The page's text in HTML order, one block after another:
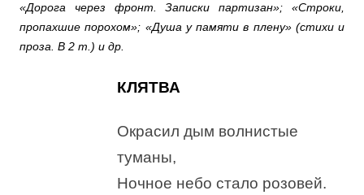
«Дорога через фронт. Записки партизан»; «Строки,
пропахшие порохом»; «Душа у памяти в плену» (стихи и
проза. В 2 т.) и др.
КЛЯТВА
Окрасил дым волнистые
туманы,
Ночное небо стало розовей.